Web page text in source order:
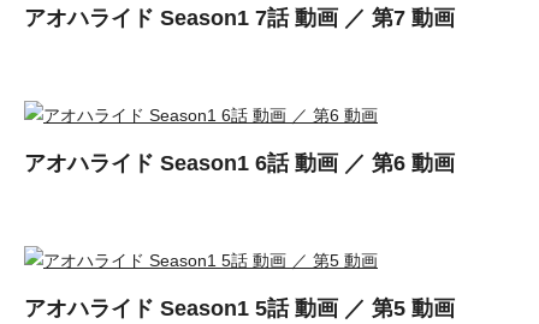
アオハライド Season1 7話 動画 ／ 第7 動画
アオハライド Season1 6話 動画 ／ 第6 動画
アオハライド Season1 5話 動画 ／ 第5 動画